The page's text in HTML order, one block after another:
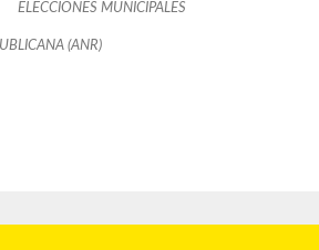
ELECCIONES MUNICIPALES
(ANR)